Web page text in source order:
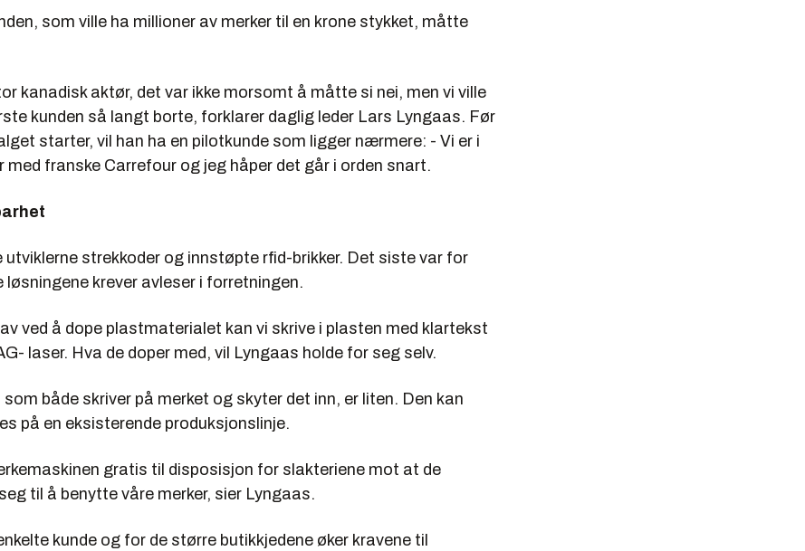
som ville ha millioner av merker til en krone stykket, måtte
kanadisk aktør, det var ikke morsomt å måtte si nei, men vi ville
kunden så langt borte, forklarer daglig leder Lars Lyngaas. Før
starter, vil han ha en pilotkunde som ligger nærmere: - Vi er i
franske Carrefour og jeg håper det går i orden snart.
utviklerne strekkoder og innstøpte rfid-brikker. Det siste var for
løsningene krever avleser i forretningen.
ved å dope plastmaterialet kan vi skrive i plasten med klartekst
laser. Hva de doper med, vil Lyngaas holde for seg selv.
som både skriver på merket og skyter det inn, er liten. Den kan
på en eksisterende produksjonslinje.
gratis til disposisjon for slakteriene mot at de
til å benytte våre merker, sier Lyngaas.
kunde og for de større butikkjedene øker kravene til